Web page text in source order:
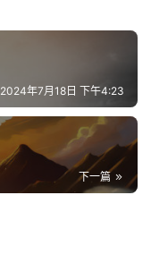
2024年7月18日 下午4:23
下一篇